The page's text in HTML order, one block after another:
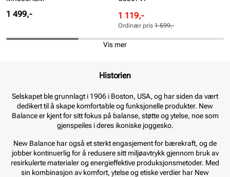
Pris
1 499,-
Rabattert
pris
Pris
1 119,-
Ordinær
pris
Pris
Ordinær pris 1 599,-
Vis mer
Historien
Selskapet ble grunnlagt i 1906 i Boston, USA, og har siden da vært
dedikert til å skape komfortable og funksjonelle produkter. New
Balance er kjent for sitt fokus på balanse, støtte og ytelse, noe som
gjenspeiles i deres ikoniske joggesko.
New Balance har også et sterkt engasjement for bærekraft, og de
jobber kontinuerlig for å redusere sitt miljøavtrykk gjennom bruk av
resirkulerte materialer og energieffektive produksjonsmetoder. Med
sin kombinasjon av komfort, ytelse og etiske verdier har New